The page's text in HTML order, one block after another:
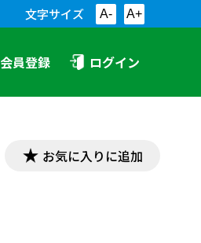
文字サイズ A- A+
会員登録 ログイン
お気に入りに追加